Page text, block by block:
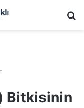
Bitkisinin